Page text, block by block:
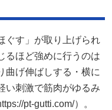
ぐす」が取り上げられ
るほど強めに行うのは
曲げ伸ばしする・横に
い刺激で筋肉がゆるみ
pt-gutti.com/）。